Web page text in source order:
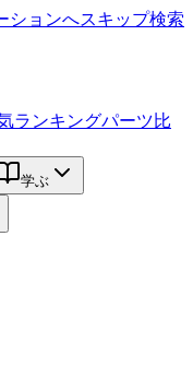
ションへスキップ検索
ランキングパーツ比
学ぶ